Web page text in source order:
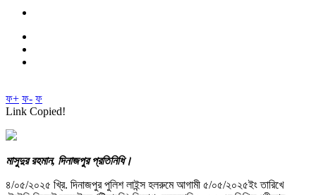
ফ+ ফ- ফ
Link Copied!
মাসুদুর রহমান, দিনাজপুর প্রতিনিধি।
৪/০৫/২০২৫ খ্রি. দিনাজপুর পুলিশ লাইন্স হলরুমে আগামী ৫/০৫/২০২৫ইং তারিখে